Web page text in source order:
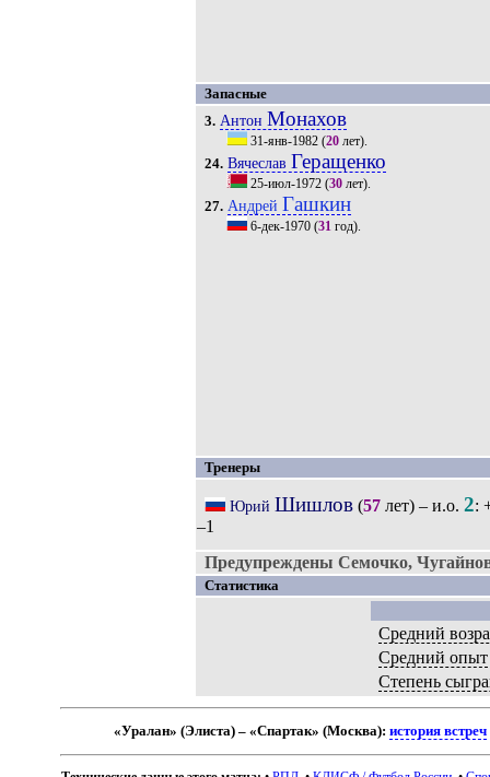
Запасные
3. Антон Монахов
31-янв-1982(20лет).
24. Вячеслав Геращенко
25-июл-1972(30лет).
27. Андрей Гашкин
6-дек-1970(31год).
Тренеры
Юрий Шишлов(57лет) – и.о. 2:
–1
Предупреждены Семочко,
Статистика
Средний
Средний опыт
Степень
«Уралан» (Элиста) – «Спартак» (Москва):история встреч